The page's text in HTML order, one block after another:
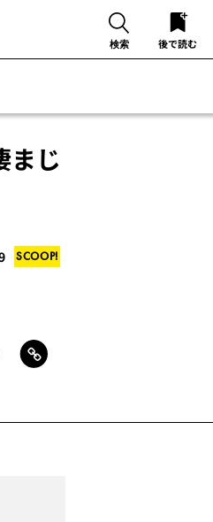
検索 後で読む
まじ
SCOOP!